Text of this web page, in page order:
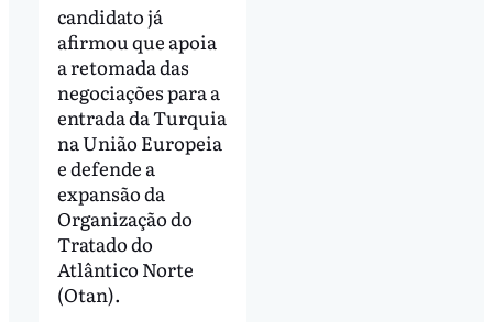
candidato já
afirmou que apoia
a retomada das
negociações para a
entrada da Turquia
na União Europeia
e defende a
expansão da
Organização do
Tratado do
Atlântico Norte
(Otan).